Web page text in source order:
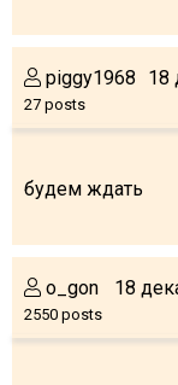
piggy1968
27 posts
18
будем ждать
o_gon
2550 posts
18